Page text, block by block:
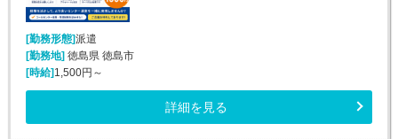
[勤務形態]派遣
[勤務地]徳島県 徳島市
[時給]1,500円～
詳細を見る